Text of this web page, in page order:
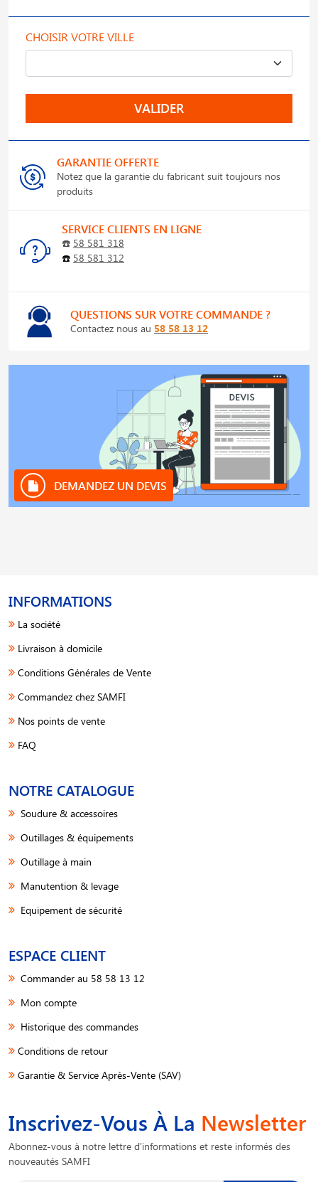
CHOISIR VOTRE VILLE
VALIDER
GARANTIE OFFERTE
Notez que la garantie du fabricant suit toujours nos
produits
SERVICE CLIENTS EN LIGNE
☎️ 58 581 318
☎️ 58 581 312
QUESTIONS SUR VOTRE COMMANDE ?
Contactez nous au 58 58 13 12
DEMANDEZ UN DEVIS
INFORMATIONS
La société
Livraison à domicile
Conditions Générales de Vente
Commandez chez SAMFI
Nos points de vente
FAQ
NOTRE CATALOGUE
Soudure & accessoires
Outillages & équipements
Outillage à main
Manutention & levage
Equipement de sécurité
ESPACE CLIENT
Commander au 58 58 13 12
Mon compte
Historique des commandes
Conditions de retour
Garantie & Service Après-Vente (SAV)
Inscrivez-Vous À La Newsletter
Abonnez-vous à notre lettre d'informations et reste informés des
nouveautés SAMFI